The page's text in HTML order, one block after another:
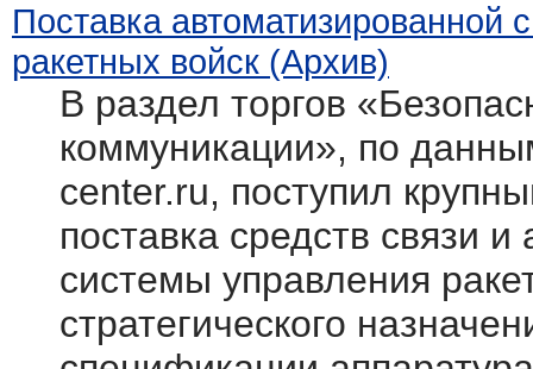
Поставка автоматизированной
ракетных войск (Архив)
В раздел торгов
коммуникации», по
center.ru, поступил
поставка средств связи
системы управления
стратегического